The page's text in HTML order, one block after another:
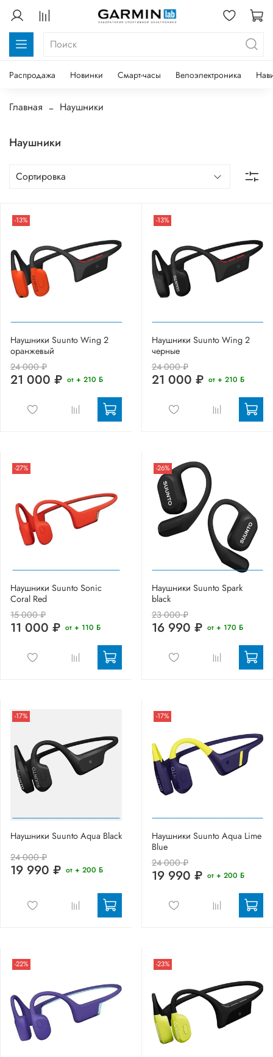
Распродажа Новинки Смарт-часы Велоэлектроника
Главная Наушники
Наушники
-13%
Наушники Suunto Wing 2
оранжевый
24 000 ₽
21 000 ₽ от + 210 Б
-13%
Наушники Suunto Wing 2
черные
24 000 ₽
21 000 ₽ от + 210 Б
-27%
Наушники Suunto Sonic
Coral Red
15 000 ₽
11 000 ₽ от + 110 Б
-26%
Наушники Suunto Spark
black
23 000 ₽
16 990 ₽ от + 170 Б
-17%
Наушники Suunto Aqua Black
24 000 ₽
19 990 ₽ от + 200 Б
-17%
Наушники Suunto Aqua Lime
Blue
24 000 ₽
19 990 ₽ от + 200 Б
-22% -23%